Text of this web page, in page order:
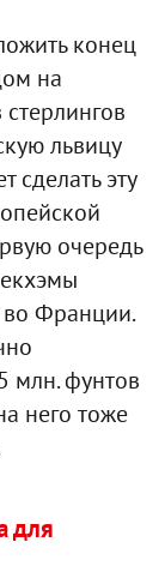
конец
на
львицу
сделать эту
очередь
во Франции.
млн. фунтов
него тоже
для